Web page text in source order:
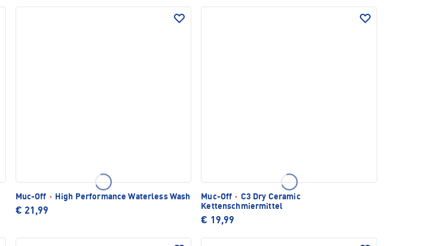
Muc-Off · High Performance Waterless Wash
€ 21,99
Muc-Off · C3 Dry Ceramic
Kettenschmiermittel
€ 19,99